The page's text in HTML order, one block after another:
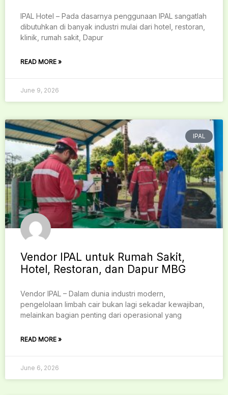
IPAL Hotel – Pada dasarnya penggunaan IPAL sangatlah
dibutuhkan di banyak industri mulai dari hotel, restoran,
klinik, rumah sakit, Dapur
READ MORE »
June 9, 2026
IPAL
Vendor IPAL untuk Rumah Sakit,
Hotel, Restoran, dan Dapur MBG
Vendor IPAL – Dalam dunia industri modern,
pengelolaan limbah cair bukan lagi sekadar kewajiban,
melainkan bagian penting dari operasional yang
READ MORE »
June 6, 2026